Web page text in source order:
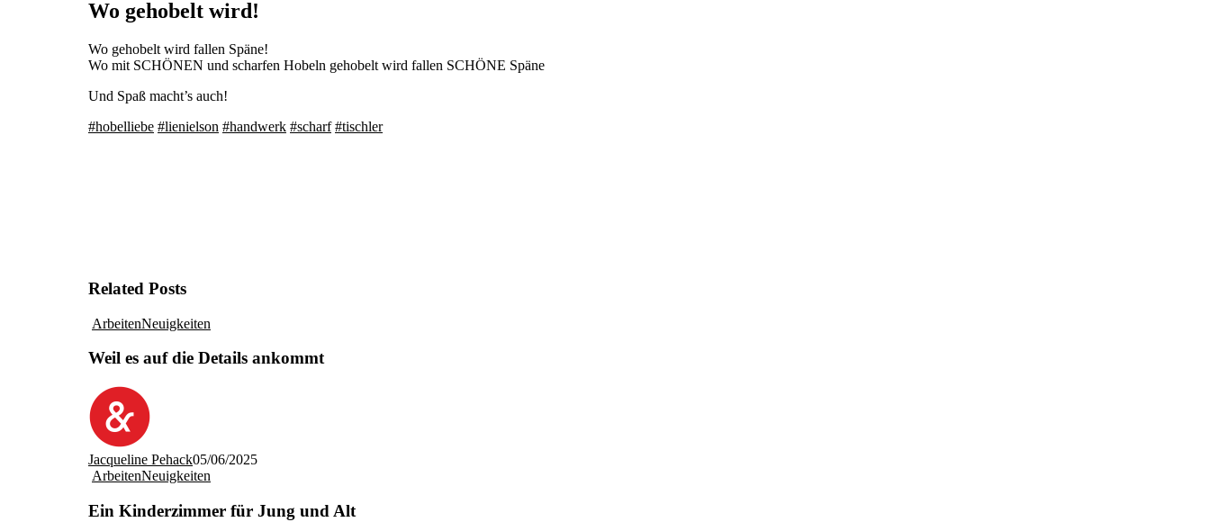
Wo gehobelt wird!
Wo gehobelt wird fallen Späne!
Wo mit SCHÖNEN und scharfen Hobeln gehobelt wird fallen SCHÖNE Späne
Und Spaß macht’s auch!
#hobelliebe #lienielson #handwerk #scharf #tischler
Related Posts
ArbeitenNeuigkeiten
Weil es auf die Details ankommt
Jacqueline Pehack05/06/2025
ArbeitenNeuigkeiten
Ein Kinderzimmer für Jung und Alt